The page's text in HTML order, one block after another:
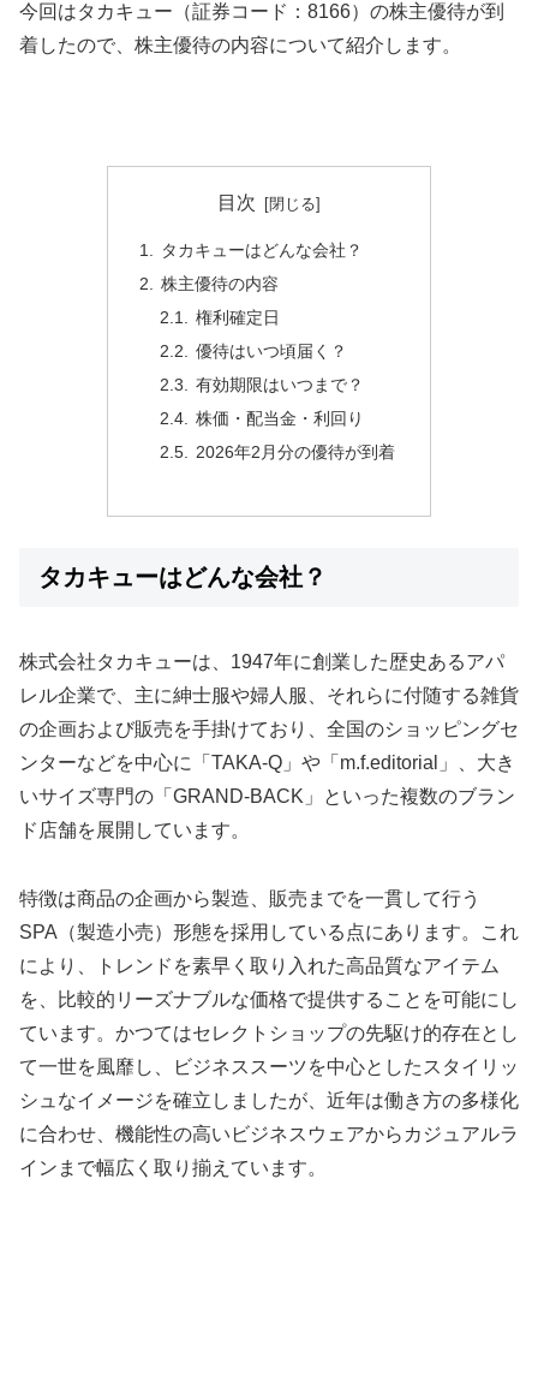
今回はタカキュー（証券コード：8166）の株主優待が到
着したので、株主優待の内容について紹介します。
目次
タカキューはどんな会社？
株主優待の内容
権利確定日
優待はいつ頃届く？
有効期限はいつまで？
株価・配当金・利回り
2026年2月分の優待が到着
タカキューはどんな会社？
株式会社タカキューは、1947年に創業した歴史あるアパ
レル企業で、主に紳士服や婦人服、それらに付随する雑貨
の企画および販売を手掛けており、全国のショッピングセ
ンターなどを中心に「TAKA-Q」や「m.f.editorial」、大き
いサイズ専門の「GRAND-BACK」といった複数のブラン
ド店舗を展開しています。
特徴は商品の企画から製造、販売までを一貫して行う
SPA（製造小売）形態を採用している点にあります。これ
により、トレンドを素早く取り入れた高品質なアイテム
を、比較的リーズナブルな価格で提供することを可能にし
ています。かつてはセレクトショップの先駆け的存在とし
て一世を風靡し、ビジネススーツを中心としたスタイリッ
シュなイメージを確立しましたが、近年は働き方の多様化
に合わせ、機能性の高いビジネスウェアからカジュアルラ
インまで幅広く取り揃えています。